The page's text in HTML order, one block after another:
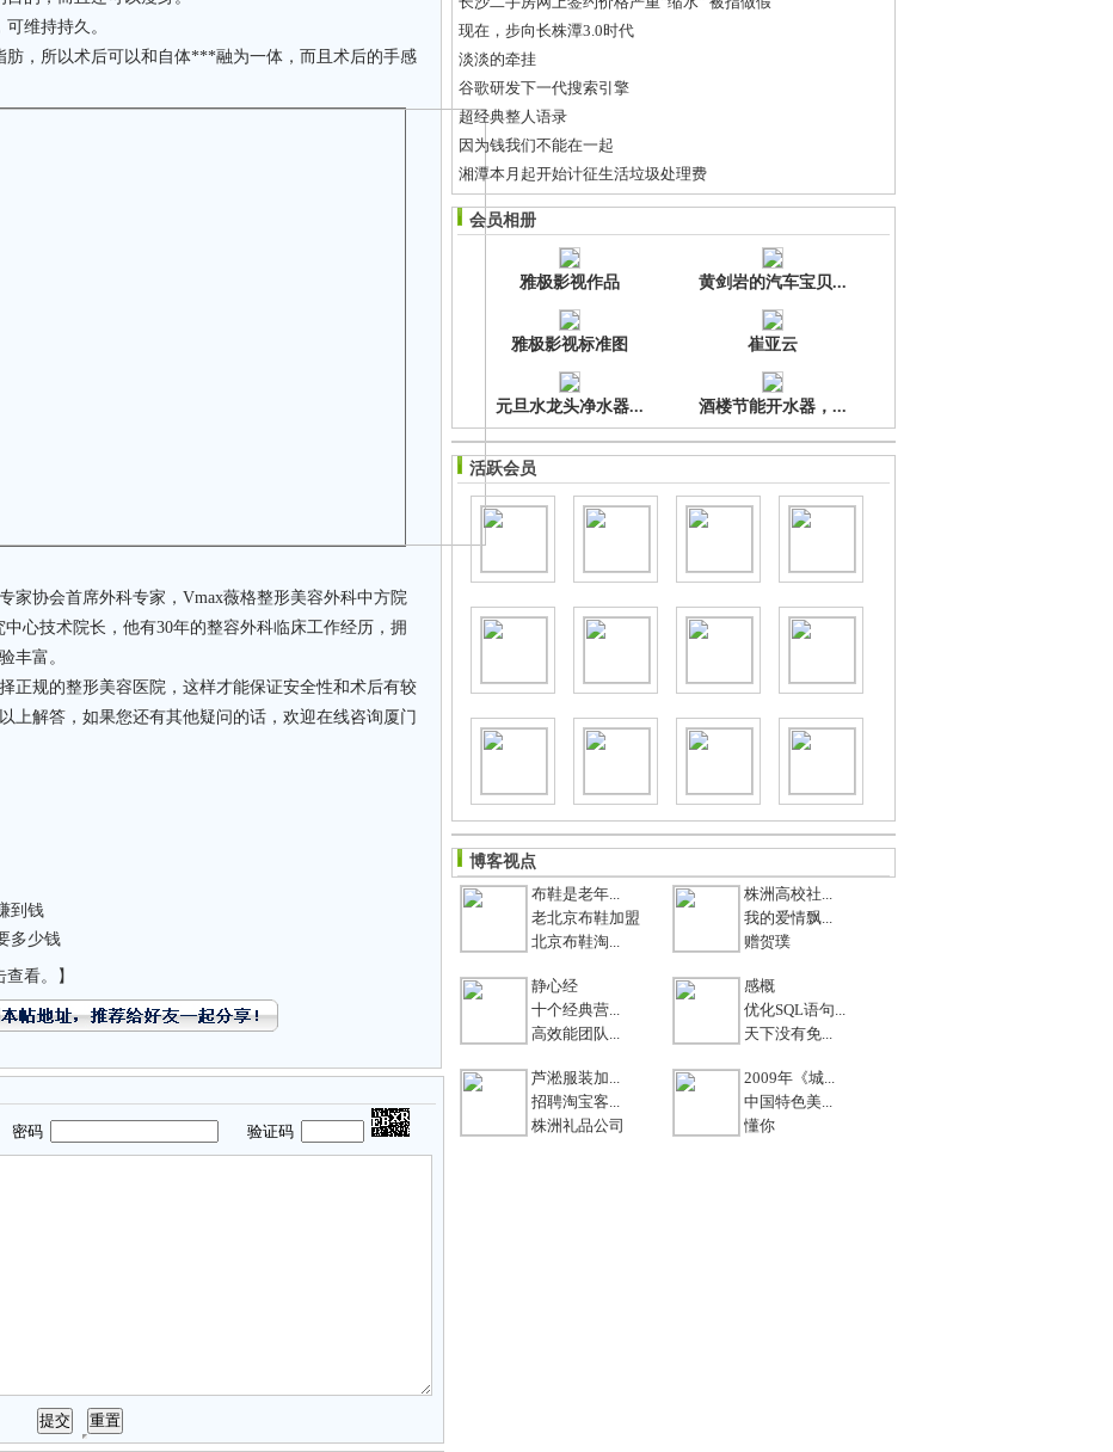
维持持久。
，所以术后可以和自体***融为一体，而且术后的手感
协会首席外科专家，Vmax薇格整形美容外科中方院
心技术院长，他有30年的整容外科临床工作经历，拥
丰富。
规的整形美容医院，这样才能保证安全性和术后有较
上解答，如果您还有其他疑问的话，欢迎在线咨询厦门
到钱
多少钱
看。】
码 验证码
现在，步向长株潭3.0时代
淡淡的牵挂
谷歌研发下一代搜索引擎
超经典整人语录
因为钱我们不能在一起
湘潭本月起开始计征生活垃圾处理费
中国婴童展，助力婴童用品经销商开启行业发展新时代
每年7900万头鲨鱼遭捕杀 满足国人口腹之欲
会员相册
雅极影视作品 黄剑岩的汽车宝贝...
雅极影视标准图 崔亚云
元旦水龙头净水器... 酒楼节能开水器，...
活跃会员
博客视点
布鞋是老年...
老北京布鞋加盟
北京布鞋淘...
株洲高校社...
我的爱情飘...
赠贺璞
静心经
十个经典营...
高效能团队...
感概
优化SQL语句...
天下没有免...
芦淞服装加...
招聘淘宝客...
株洲礼品公司
2009年《城...
中国特色美...
懂你